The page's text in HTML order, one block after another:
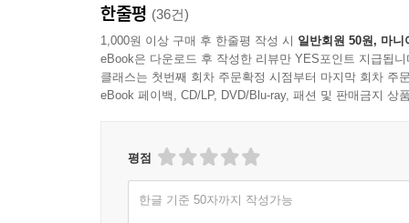
한줄평 (36건)
1,000원 이상 구매 후 한줄평 작성 시 일반회원 50원, 마니
eBook은 다운로드 후 작성한 리뷰만 YES포인트 지급됩니
클래스는 첫번째 회차 주문확정 시점부터 마지막 회차 주
eBook 페이백, CD/LP, DVD/Blu-ray, 패션 및 판매금지 상
평점
한글 기준 50자까지 작성가능